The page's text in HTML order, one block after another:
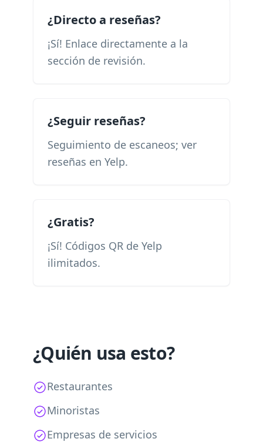
¿Directo a reseñas?
¡Sí! Enlace directamente a la
sección de revisión.
¿Seguir reseñas?
Seguimiento de escaneos; ver
reseñas en Yelp.
¿Gratis?
¡Sí! Códigos QR de Yelp
ilimitados.
¿Quién usa esto?
Restaurantes
Minoristas
Empresas de servicios